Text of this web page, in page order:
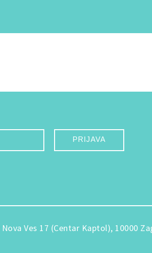
PRIJAVA
Nova Ves 17 (Centar Kaptol), 10000